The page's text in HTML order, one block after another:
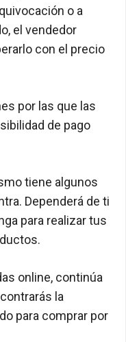
o a
el vendedor
con el precio
por las que las
de pago
tiene algunos
Dependerá de ti
para realizar tus
online, continúa
la
para comprar por